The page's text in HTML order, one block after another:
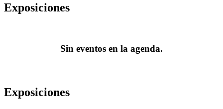
Exposiciones
Sin eventos en la agenda.
Exposiciones